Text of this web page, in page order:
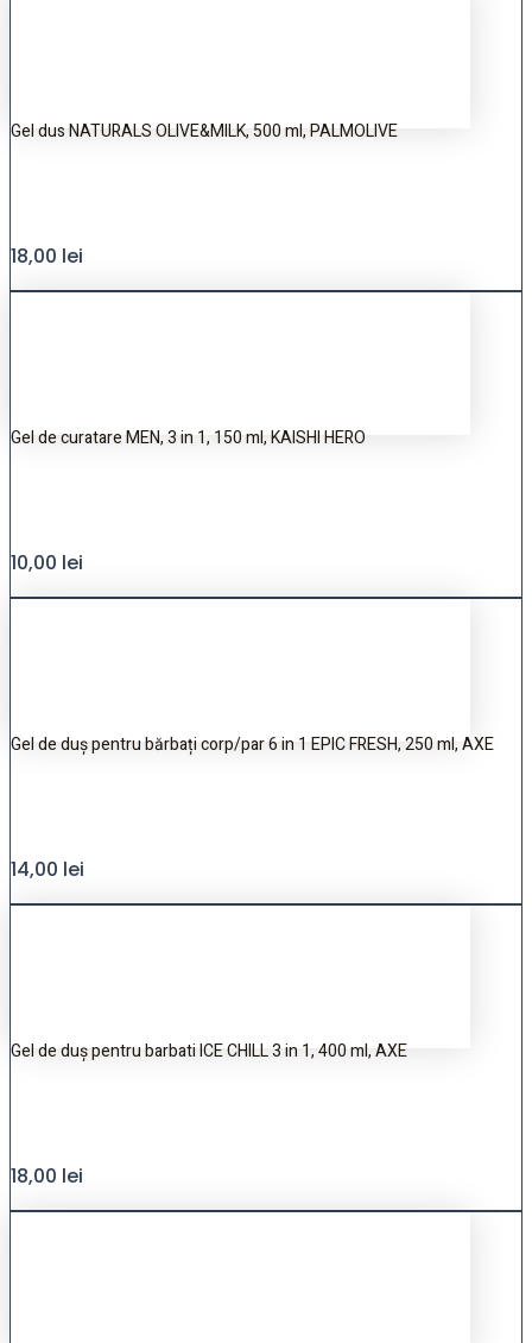
Gel dus NATURALS OLIVE&MILK, 500 ml, PALMOLIVE
18,00 lei
Gel de curatare MEN, 3 in 1, 150 ml, KAISHI HERO
10,00 lei
Gel de duș pentru bărbați corp/par 6 in 1 EPIC FRESH, 250 ml, AXE
14,00 lei
Gel de duș pentru barbati ICE CHILL 3 in 1, 400 ml, AXE
18,00 lei